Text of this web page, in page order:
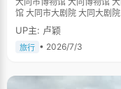
馆 大同市大剧院 大同大剧院
UP主: 卢颖
旅行 • 2026/7/3